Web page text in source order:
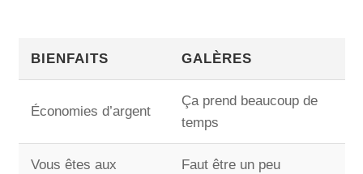
BIENFAITS GALÈRES
Économies d’argent
Ça prend beaucoup de
temps
Vous êtes aux
Faut être un peu